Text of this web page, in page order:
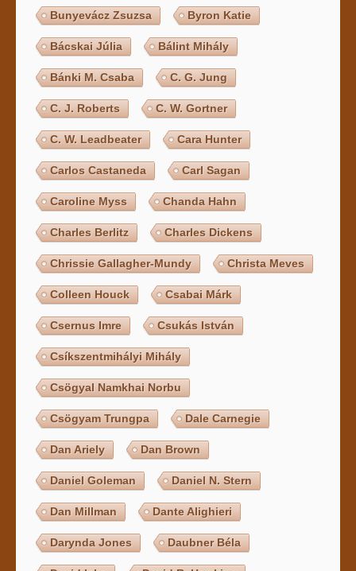
Bunyevácz Zsuzsa Byron Katie
Bácskai Júlia Bálint Mihály
Bánki M. Csaba C. G. Jung
C. J. Roberts C. W. Gortner
C. W. Leadbeater Cara Hunter
Carlos Castaneda Carl Sagan
Caroline Myss Chanda Hahn
Charles Berlitz Charles Dickens
Chrissie Gallagher-Mundy Christa Meves
Colleen Houck Csabai Márk
Csernus Imre Csukás István
Csíkszentmihályi Mihály
Csögyal Namkhai Norbu
Csögyam Trungpa Dale Carnegie
Dan Ariely Dan Brown
Daniel Goleman Daniel N. Stern
Dan Millman Dante Alighieri
Darynda Jones Daubner Béla